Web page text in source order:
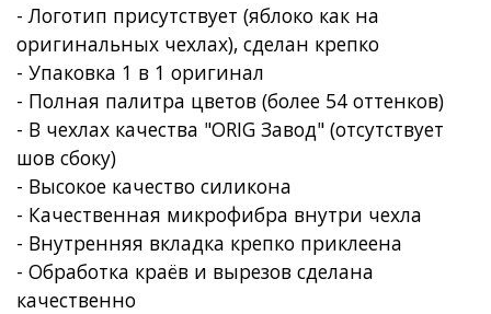
- Логотип присутствует (яблоко как на
оригинальных чехлах), сделан крепко
- Упаковка 1 в 1 оригинал
- Полная палитра цветов (более 54 оттенков)
- В чехлах качества "ORIG Завод" (отсутствует
шов сбоку)
- Высокое качество силикона
- Качественная микрофибра внутри чехла
- Внутренняя вкладка крепко приклеена
- Обработка краёв и вырезов сделана
качественно